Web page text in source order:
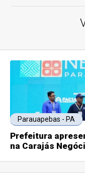
Parauapebas - PA
Prefeitura
na Carajás